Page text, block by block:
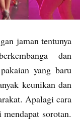
jaman tentunya
dan
yang baru
keunikan dan
Apalagi cara
sorotan.